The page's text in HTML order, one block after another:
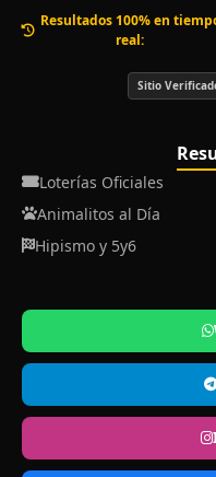
Resultados 100% en
real:
Sitio
Loterías Oficiales
Animalitos al Día
Hipismo y 5y6